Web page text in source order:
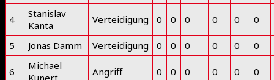
4
Stanislav
Kanta
Verteidigung 0 0 0 0 0 0
5 Jonas Damm Verteidigung 0 0 0 0 0 0
6
Michael
Kunert
Angriff 0 0 0 0 0 0